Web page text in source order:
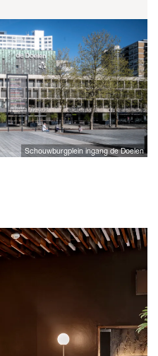
Schouwburgplein ingang de Doelen